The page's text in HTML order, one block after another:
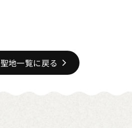
聖地一覧に戻る